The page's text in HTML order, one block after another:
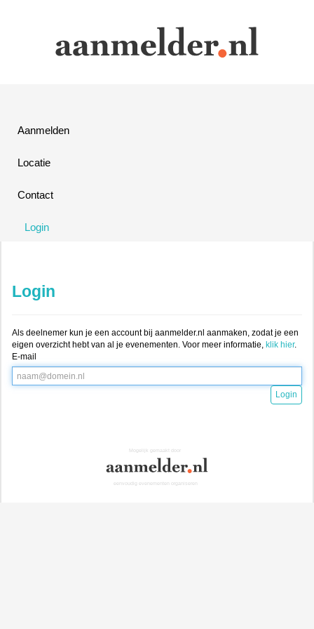
Aanmelden
Locatie
Contact
Login
Login
Als deelnemer kun je een account bij aanmelder.nl aanmaken, zodat je een
eigen overzicht hebt van al je evenementen. Voor meer informatie, klik hier.
E-mail
Login
Mogelijk gemaakt door
eenvoudig evenementen organiseren